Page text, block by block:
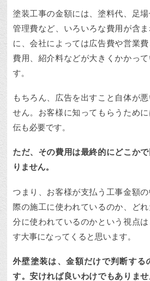
塗装工事の金額には、塗料代、足
管理費など、いろいろな費用が含
に、会社によっては広告費や営業
費用、紹介料などが大きくかかっ
す。
もちろん、広告を出すこと自体が
せん。お客様に知ってもらうため
伝も必要です。
ただ、その費用は最終的にどこか
りません。
つまり、お客様が支払う工事金額
際の施工に使われているのか、ど
分に使われているのかという視点
す大事になってくると思います。
外壁塗装は、金額だけで判断する
す。安ければ良いわけでもありま